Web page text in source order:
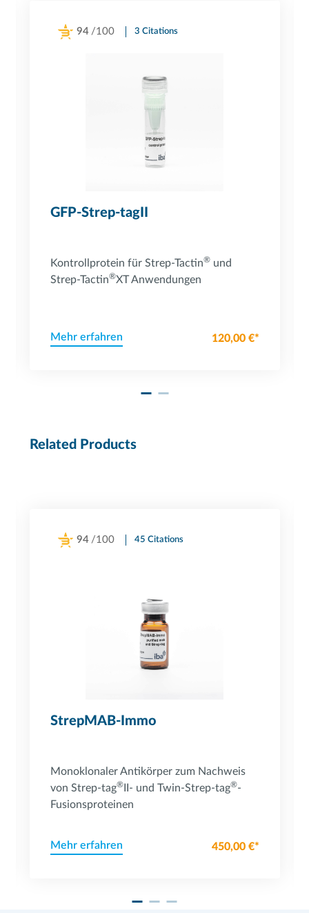
94 /100 3 Citations
GFP-Strep-tagII
Kontrollprotein für Strep-Tactin®und
Strep-Tactin®XT Anwendungen
Mehr erfahren 120,00 €*
Related Products
94 /100 45 Citations
StrepMAB-Immo
Monoklonaler Antikörper zum Nachweis
von Strep-tag®II- und Twin-Strep-tag®-
Fusionsproteinen
Mehr erfahren 450,00 €*